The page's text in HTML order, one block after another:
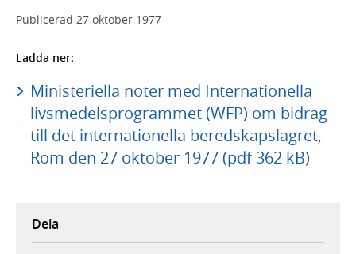
Publicerad 27 oktober 1977
Ladda ner:
Ministeriella noter med Internationella
livsmedelsprogrammet (WFP) om bidrag
till det internationella beredskapslagret,
Rom den 27 oktober 1977 (pdf 362 kB)
Dela